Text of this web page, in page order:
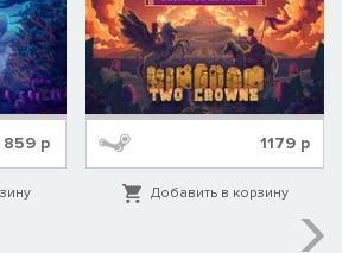
859 р 1179р
Добавить в корзину